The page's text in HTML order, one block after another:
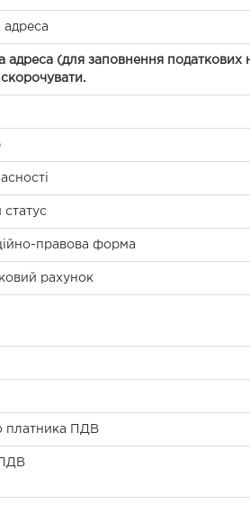
адреса (для заповнення податкових
скорочувати.
статус
правова форма
рахунок
платника ПДВ